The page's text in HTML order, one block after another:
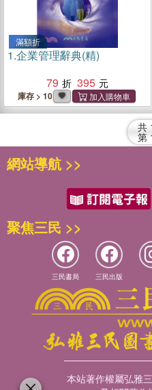
滿額折
1.企業管理辭典(精)
79
395
庫存 > 10
共
第
網站導航 >>
聚焦三民 >>
三民書局 三民出版
本站著作權屬弘雅